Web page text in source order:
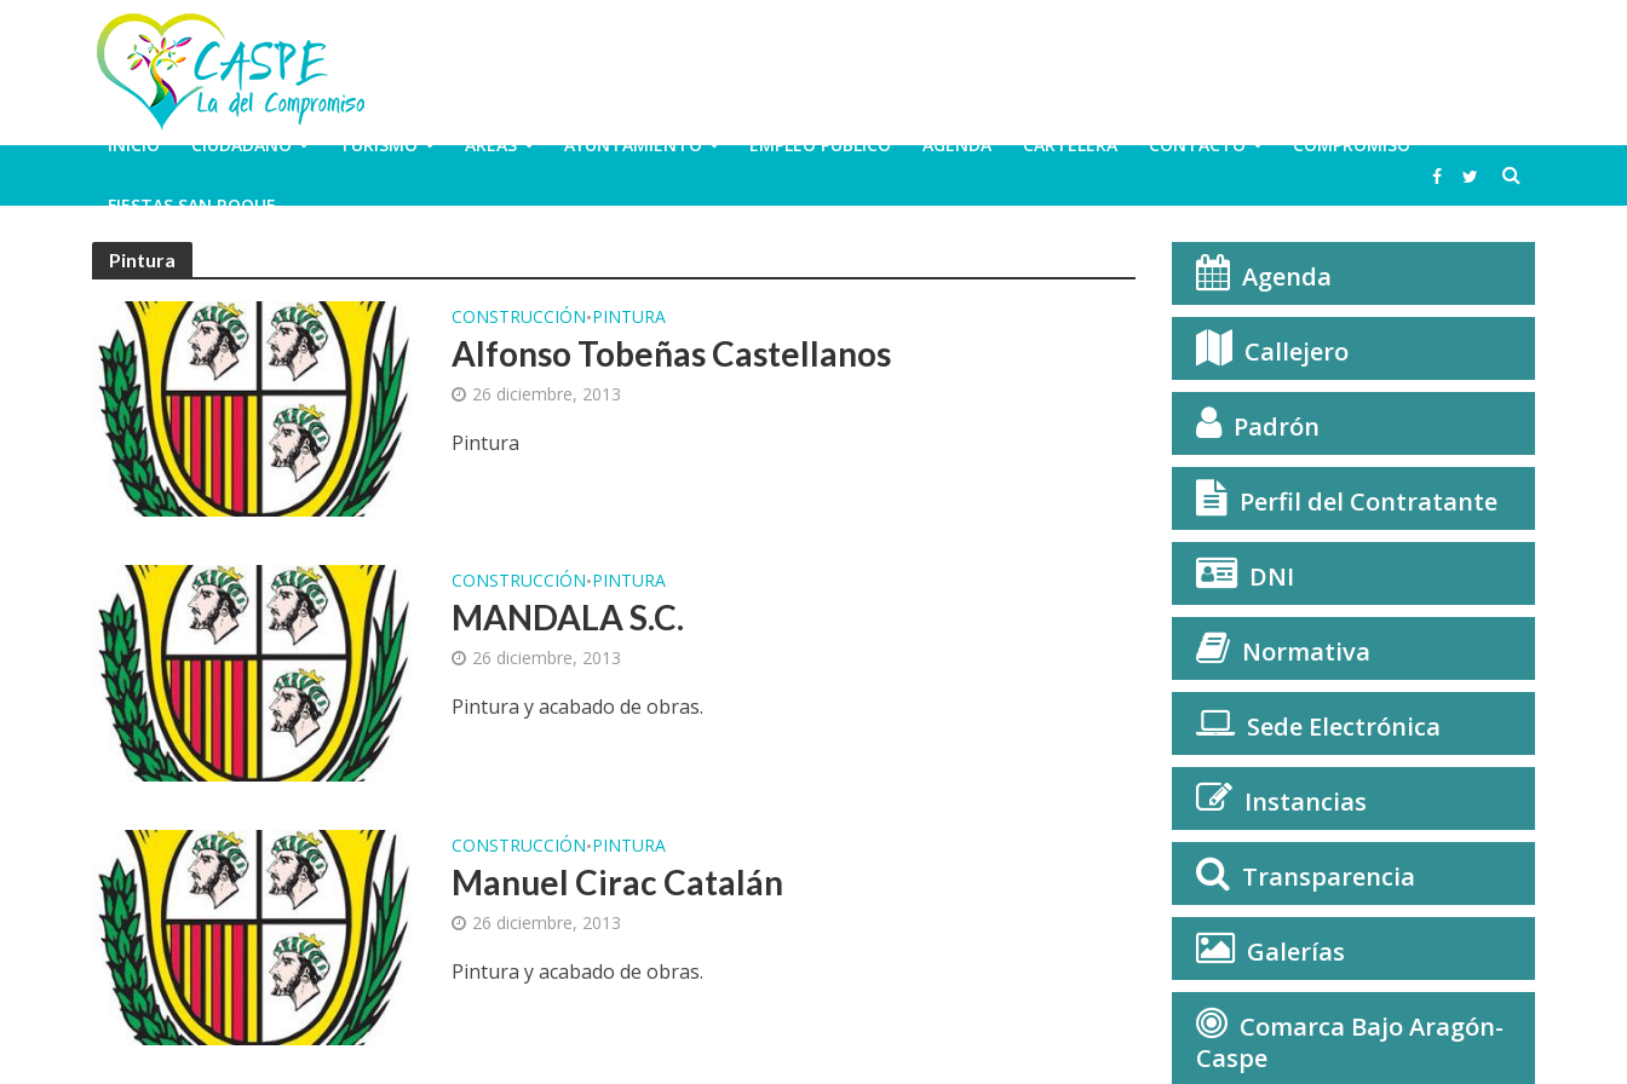
INICIO CIUDADANO TURISMO ÁREAS AYUNTAMIENTO EMPLEO PÚBLICO AGENDA CARTELERA CONTACTO COMPROMISO
FIESTAS SAN ROQUE
Pintura
CONSTRUCCIÓN•PINTURA
Alfonso Tobeñas Castellanos
26 diciembre, 2013
Pintura
CONSTRUCCIÓN•PINTURA
MANDALA S.C.
26 diciembre, 2013
Pintura y acabado de obras.
CONSTRUCCIÓN•PINTURA
Manuel Cirac Catalán
26 diciembre, 2013
Pintura y acabado de obras.
Agenda
Callejero
Padrón
Perfil del Contratante
DNI
Normativa
Sede Electrónica
Instancias
Transparencia
Galerías
Comarca Bajo Aragón-
Caspe